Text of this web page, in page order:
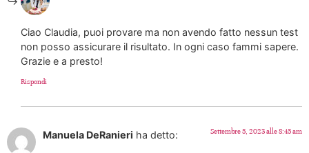
Ciao Claudia, puoi provare ma non avendo fatto nessun test
non posso assicurare il risultato. In ogni caso fammi sapere.
Grazie e a presto!
Rispondi
Manuela DeRanieri ha detto: Settembre 5, 2023 alle 8:45 am